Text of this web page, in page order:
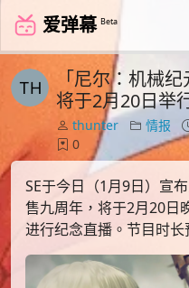
爱弹幕 Beta
「尼尔：机械
将于2月20日举
thunter 情报
0
SE于今日（1月9日）宣
售九周年，将于2月20日
进行纪念直播。节目时